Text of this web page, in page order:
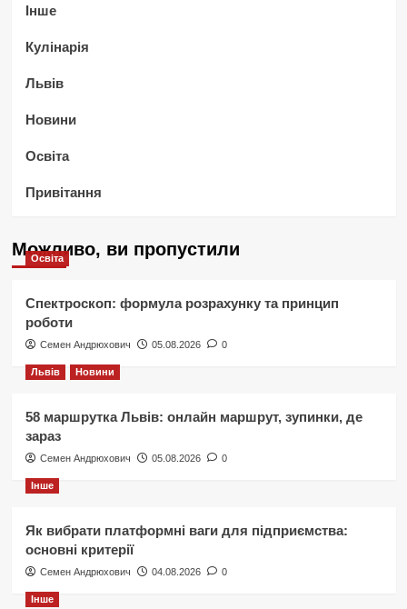
Інше
Кулінарія
Львів
Новини
Освіта
Привітання
Можливо, ви пропустили
Освіта
Спектроскоп: формула розрахунку та принцип
роботи
Семен Андрюхович 05.08.2026 0
Львів Новини
58 маршрутка Львів: онлайн маршрут, зупинки, де
зараз
Семен Андрюхович 05.08.2026 0
Інше
Як вибрати платформні ваги для підприємства:
основні критерії
Семен Андрюхович 04.08.2026 0
Інше